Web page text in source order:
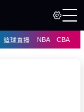
篮球直播 NBA CBA